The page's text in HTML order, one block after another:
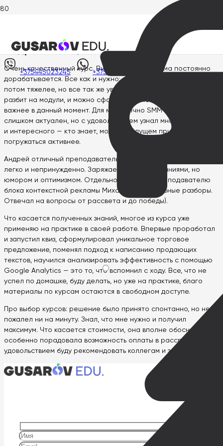
+375445023245 +375445023245
Андрей Новицкий
Очень качественный курс. Видно, что программа постоянно
дорабатывается. Все как и нужно: сначала мягко и аккуратно,
потом тяжелее, но все так же увлекательно. Круто, что блок
разбит на модули, и можно сфокусироваться на том, что
важнее в данный момент. Для меня лично SMM пока не
слишком актуален, но с удовольствием узнал много полезного
и интересного — кто знает, может в будущем придется
погружаться активнее.
Андрей отличный преподаватель, разборы заданий проходят
легко и непринужденно. Заряжает не только знаниями, но
юмором и оптимизмом. Отдельное спасибо преподавателю
блока контекстной рекламы Михаилу за подробные разборы.
Отвечал на вопросы от рассвета и до победы).
Что касается полученных знаний, многое из курса уже
применяю на практике в своей работе. Впервые проработал
и запустил квиз, сформулировал уникальное торговое
предложение, поменял подход к написанию продающих
текстов, научился анализировать эффективность с помощью
Google Analytics — это то, что вспомнил с ходу. Все, что не
успел по домашке, буду делать, но уже на практике, благо
материалы по курсам остаются в свободном доступе.
Про выбор курсов: решение было принято спонтанно, но не
пожалел ни на минуту. Знал, что мне нужно и получил
максимум. Что касается стоимости, она вполне обоснована. И
особенно порадовала возможность оплаты в рассрочку. С
удовольствием буду рекомендовать коллегам и знакомым!